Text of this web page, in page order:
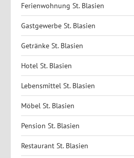
Ferienwohnung St. Blasien
Gastgewerbe St. Blasien
Getränke St. Blasien
Hotel St. Blasien
Lebensmittel St. Blasien
Möbel St. Blasien
Pension St. Blasien
Restaurant St. Blasien